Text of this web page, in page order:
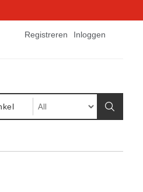
Registreren Inloggen